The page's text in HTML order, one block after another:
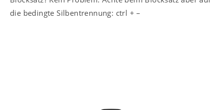
die bedingte Silbentrennung: ctrl + –